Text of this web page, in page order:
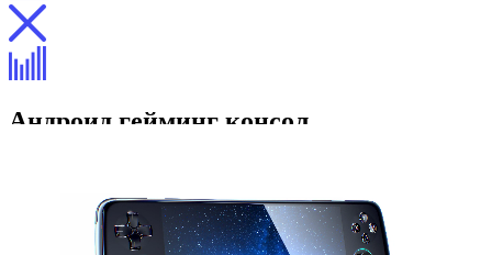
Андроид гейминг консол
Описание
Процесс
Отзыв